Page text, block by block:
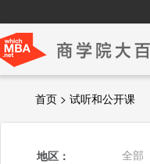
首页 > 试听和公开课
地区： 全部